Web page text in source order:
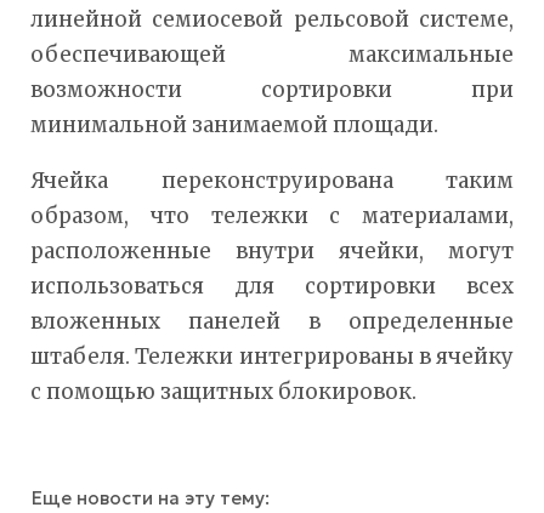
линейной семиосевой рельсовой системе,
обеспечивающей максимальные
возможности сортировки при
минимальной занимаемой площади.
Ячейка переконструирована таким
образом, что тележки с материалами,
расположенные внутри ячейки, могут
использоваться для сортировки всех
вложенных панелей в определенные
штабеля. Тележки интегрированы в ячейку
с помощью защитных блокировок.
Еще новости на эту тему: